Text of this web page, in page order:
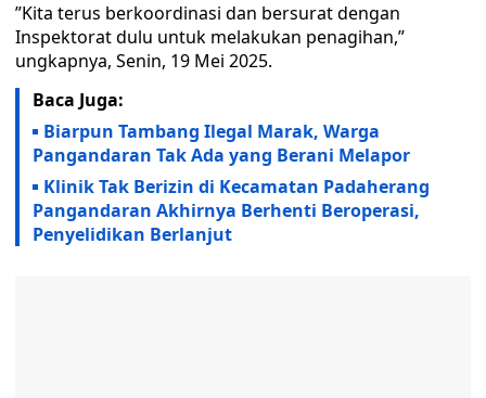
”Kita terus berkoordinasi dan bersurat dengan
Inspektorat dulu untuk melakukan penagihan,”
ungkapnya, Senin, 19 Mei 2025.
Baca Juga:
Biarpun Tambang Ilegal Marak, Warga
Pangandaran Tak Ada yang Berani Melapor
Klinik Tak Berizin di Kecamatan Padaherang
Pangandaran Akhirnya Berhenti Beroperasi,
Penyelidikan Berlanjut